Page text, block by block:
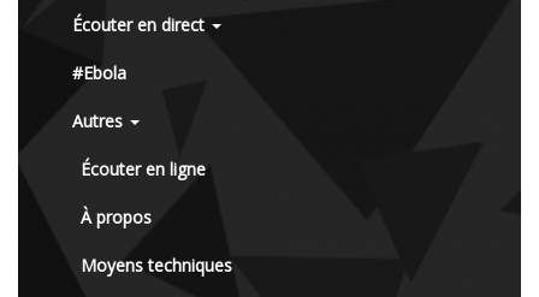
Écouter en direct
#Ebola
Autres
Écouter en ligne
À propos
Moyens techniques